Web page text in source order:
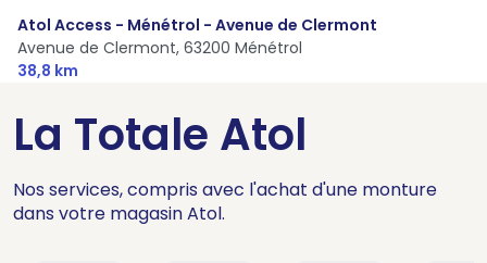
Atol Access - Ménétrol - Avenue de Clermont
Avenue de Clermont, 63200 Ménétrol
38,8 km
La Totale Atol
Nos services, compris avec l'achat d'une monture
dans votre magasin Atol.